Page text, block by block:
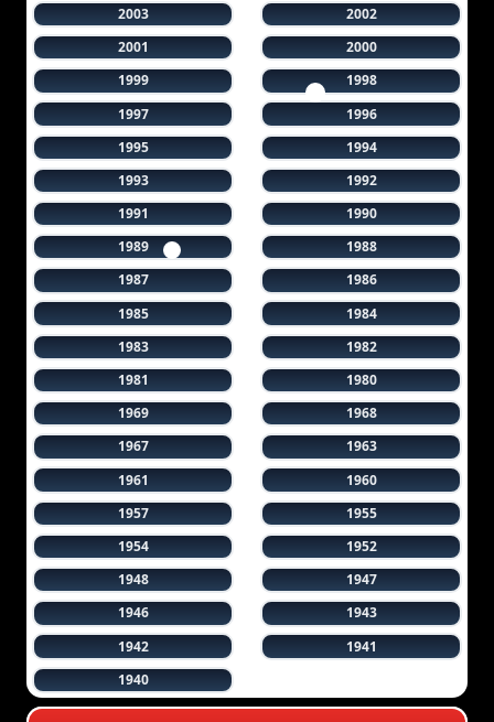
2003
2002
2001
2000
1999
1998
1997
1996
1995
1994
1993
1992
1991
1990
1989
1988
1987
1986
1985
1984
1983
1982
1981
1980
1969
1968
1967
1963
1961
1960
1957
1955
1954
1952
1948
1947
1946
1943
1942
1941
1940